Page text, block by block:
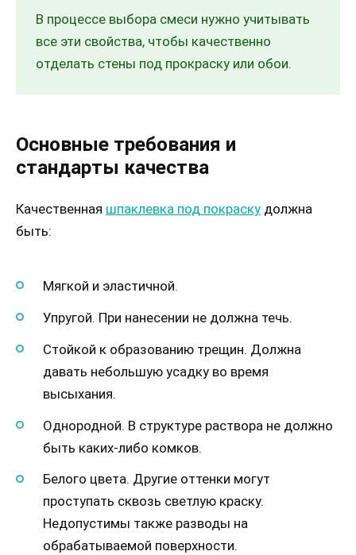
В процессе выбора смеси нужно учитывать
все эти свойства, чтобы качественно
отделать стены под прокраску или обои.
Основные требования и
стандарты качества
Качественная шпаклевка под покраску должна
быть:
Мягкой и эластичной.
Упругой. При нанесении не должна течь.
Стойкой к образованию трещин. Должна
давать небольшую усадку во время
высыхания.
Однородной. В структуре раствора не должно
быть каких-либо комков.
Белого цвета. Другие оттенки могут
проступать сквозь светлую краску.
Недопустимы также разводы на
обрабатываемой поверхности.